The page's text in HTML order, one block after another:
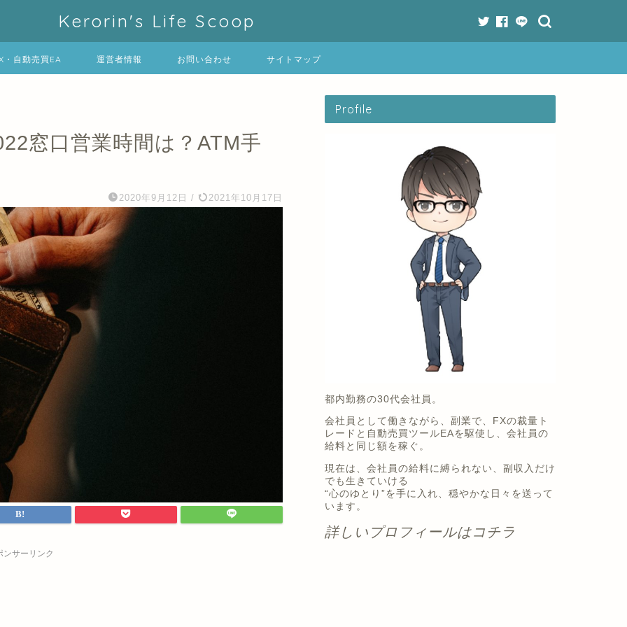
Kerorin's Life Scoop
・自動売買EA 運営者情報 お問い合わせ サイトマップ
窓口営業時間は？ATM手
2020年9月12日 / 2021年10月17日
ンサーリンク
Profile
都内勤務の30代会社員。
会社員として働きながら、副業で、FXの裁量ト
レードと自動売買ツールEAを駆使し、会社員の
給料と同じ額を稼ぐ。
現在は、会社員の給料に縛られない、副収入だけ
でも生きていける
“心のゆとり”を手に入れ、穏やかな日々を送って
います。
詳しいプロフィールはコチラ